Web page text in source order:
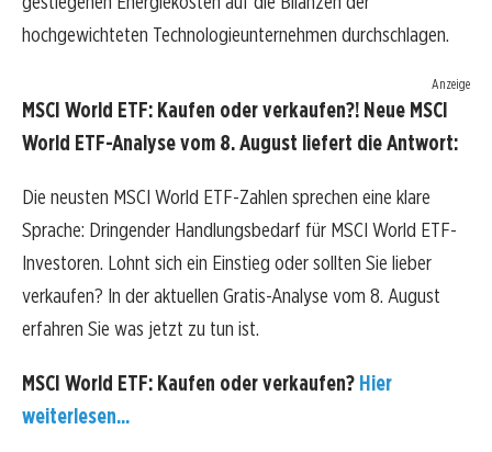
hochgewichteten Technologieunternehmen durchschlagen.
Anzeige
MSCI World ETF: Kaufen oder verkaufen?! Neue MSCI
World ETF-Analyse vom 8. August liefert die Antwort:
Die neusten MSCI World ETF-Zahlen sprechen eine klare
Sprache: Dringender Handlungsbedarf für MSCI World ETF-
Investoren. Lohnt sich ein Einstieg oder sollten Sie lieber
verkaufen? In der aktuellen Gratis-Analyse vom 8. August
erfahren Sie was jetzt zu tun ist.
MSCI World ETF: Kaufen oder verkaufen? Hier
weiterlesen...